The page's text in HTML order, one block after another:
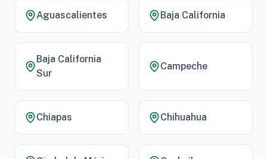
Aguascalientes Baja California
Baja California
Sur
Campeche
Chiapas Chihuahua